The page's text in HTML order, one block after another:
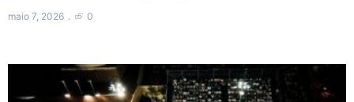
maio 7, 2026 0